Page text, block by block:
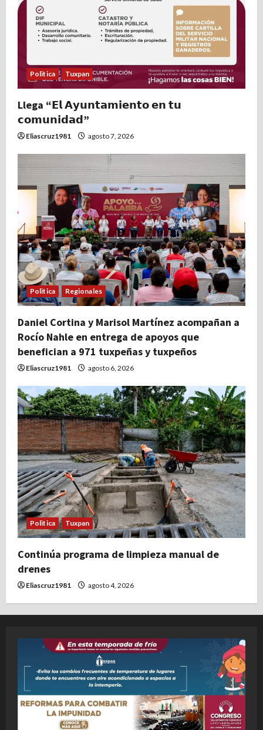
Politica Tuxpan
Llega “𝗘𝗹 𝗔𝘆𝘂𝗻𝘁𝗮𝗺𝗶𝗲𝗻𝘁𝗼 𝗲𝗻 𝘁𝘂
𝗰𝗼𝗺𝘂𝗻𝗶𝗱𝗮𝗱”
Eliascruz1981 agosto 7, 2026
Politica Regionales
Daniel Cortina y Marisol Martínez acompañan a
Rocío Nahle en entrega de apoyos que
benefician a 971 tuxpeñas y tuxpeños
Eliascruz1981 agosto 6, 2026
Politica Tuxpan
Continúa programa de limpieza manual de
drenes
Eliascruz1981 agosto 4, 2026